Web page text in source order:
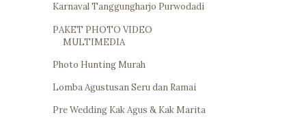
Karnaval Tanggungharjo Purwodadi
PAKET PHOTO VIDEO
MULTIMEDIA
Photo Hunting Murah
Lomba Agustusan Seru dan Ramai
Pre Wedding Kak Agus & Kak Marita